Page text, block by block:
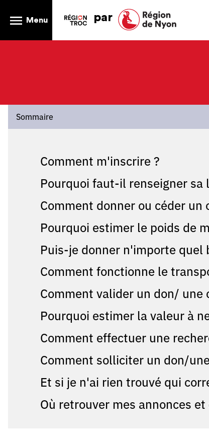
Menu par
Sommaire
Comment m'inscrire ?
Pourquoi faut-il renseigner
Comment donner ou céder un
Pourquoi estimer le poids de
Puis-je donner n'importe quel
Comment fonctionne le
Comment valider un don/ une
Pourquoi estimer la valeur à
Comment effectuer une
Comment solliciter un don/
Et si je n'ai rien trouvé qui
Où retrouver mes annonces